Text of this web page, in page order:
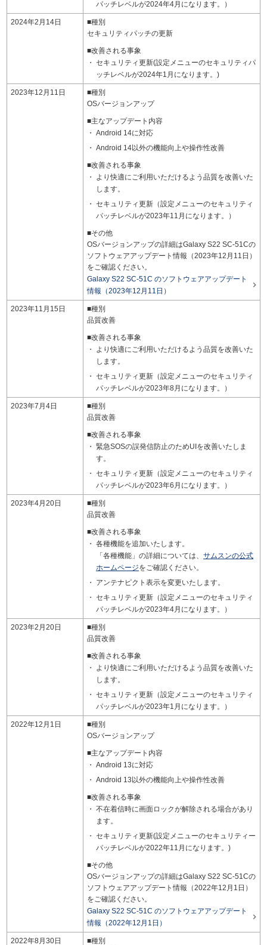
パッチレベルが2024年4月になります。）
2024年2月14日
■種別
セキュリティパッチの更新
■改善される事象
セキュリティ更新(設定メニューのセキュリティパ
ッチレベルが2024年1月になります。)
2023年12月11日
■種別
OSバージョンアップ
■主なアップデート内容
Android 14に対応
Android 14以外の機能向上や操作性改善
■改善される事象
より快適にご利用いただけるよう品質を改善いた
します。
セキュリティ更新（設定メニューのセキュリティ
パッチレベルが2023年11月になります。）
■その他
OSバージョンアップの詳細はGalaxy S22 SC-51Cの
ソフトウェアアップデート情報（2023年12月11日）
をご確認ください。
Galaxy S22 SC-51C のソフトウェアアップデート
情報（2023年12月11日）

2023年11月15日
■種別
品質改善
■改善される事象
より快適にご利用いただけるよう品質を改善いた
します。
セキュリティ更新（設定メニューのセキュリティ
パッチレベルが2023年8月になります。）
2023年7月4日
■種別
品質改善
■改善される事象
緊急SOSの誤発信防止のためUIを改善いたしま
す。
セキュリティ更新（設定メニューのセキュリティ
パッチレベルが2023年6月になります。）
2023年4月20日
■種別
品質改善
■改善される事象
各種機能を追加いたします。
「各種機能」の詳細については、サムスンの公式
ホームページをご確認ください。
アンテナピクト表示を変更いたします。
セキュリティ更新（設定メニューのセキュリティ
パッチレベルが2023年4月になります。）
2023年2月20日
■種別
品質改善
■改善される事象
より快適にご利用いただけるよう品質を改善いた
します。
セキュリティ更新（設定メニューのセキュリティ
パッチレベルが2023年1月になります。）
2022年12月1日
■種別
OSバージョンアップ
■主なアップデート内容
Android 13に対応
Android 13以外の機能向上や操作性改善
■改善される事象
不在着信時に画面ロックが解除される場合があり
ます。
セキュリティ更新(設定メニューのセキュリティー
パッチレベルが2022年11月になります。)
■その他
OSバージョンアップの詳細はGalaxy S22 SC-51Cの
ソフトウェアアップデート情報（2022年12月1日）
をご確認ください。
Galaxy S22 SC-51C のソフトウェアアップデート
情報（2022年12月1日）

2022年8月30日
■種別